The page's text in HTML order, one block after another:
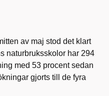
av maj stod det klart
naturbruksskolor har 294
med 53 procent sedan
gjorts till de fyra